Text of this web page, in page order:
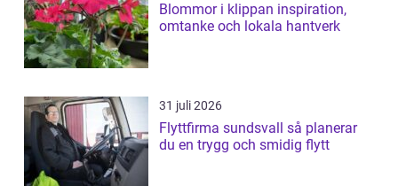
Blommor i klippan inspiration,
omtanke och lokala hantverk
31 juli 2026
Flyttfirma sundsvall så planerar
du en trygg och smidig flytt